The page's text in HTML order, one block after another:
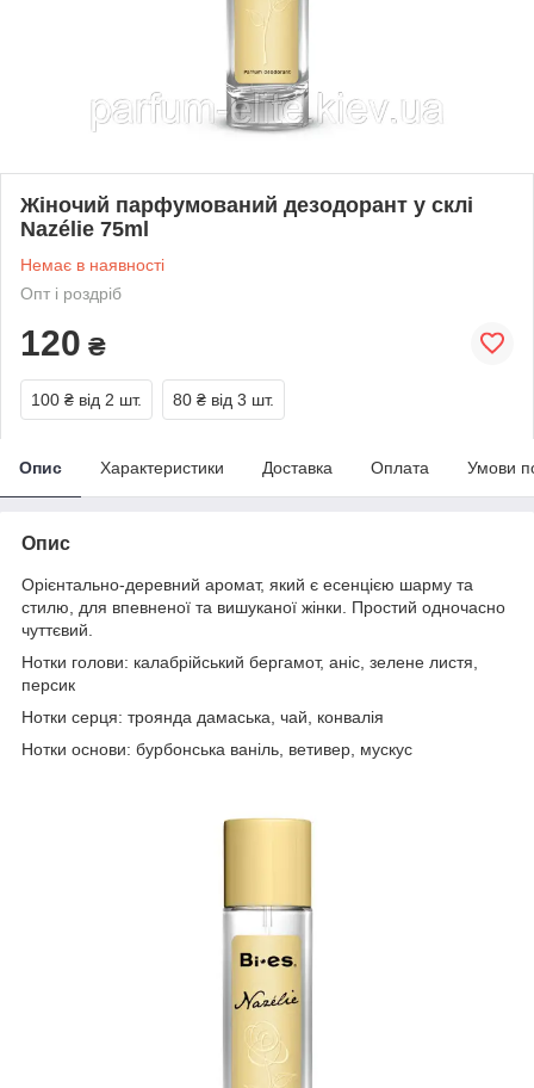
Жіночий парфумований дезодорант у склі
Nazélie 75ml
Немає в наявності
Опт і роздріб
120 ₴
100 ₴ від 2 шт. 80 ₴ від 3 шт.
Опис Характеристики Доставка Оплата Умови
Опис
Орієнтально-деревний аромат, який є есенцією шарму та
стилю, для впевненої та вишуканої жінки. Простий одночасно
чуттєвий.
Нотки голови: калабрійський бергамот, аніс, зелене листя,
персик
Нотки серця: троянда дамаська, чай, конвалія
Нотки основи: бурбонська ваніль, ветивер, мускус